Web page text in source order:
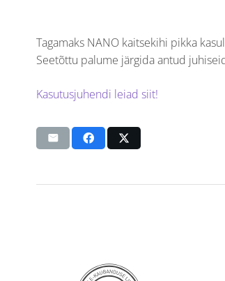
Tagamaks NANO kaitsekihi pikka
Seetõttu palume järgida antud
Kasutusjuhendi leiad siit!